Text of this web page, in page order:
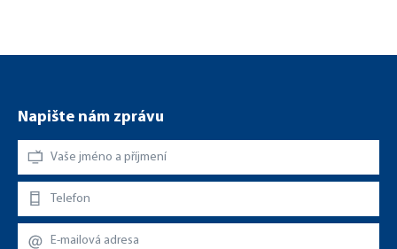
Napište nám zprávu